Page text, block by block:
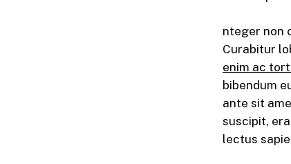
nteger non
Curabitur
enim ac
bibendum
ante sit
suscipit,
lectus